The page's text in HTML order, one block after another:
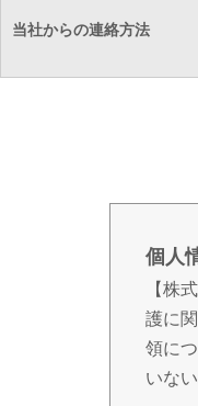
当社からの連絡方法
個人
【株
護に
領に
いな